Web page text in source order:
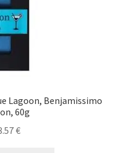
Lagoon, Benjamissimo
60g
€